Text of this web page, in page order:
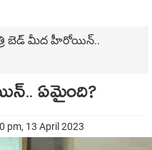
బెడ్ మీద హీరోయిన్..
ఏమైంది?
pm, 13 April 2023